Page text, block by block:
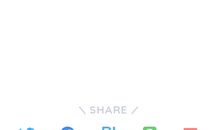
SHARE